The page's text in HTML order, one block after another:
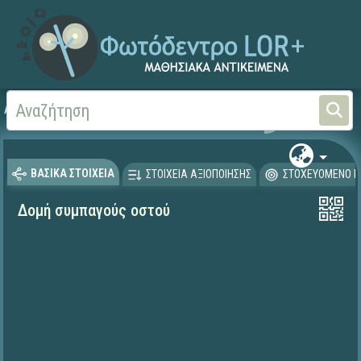
Αρχική Φυσικές Επιστήμες -
ΒΑΣΙΚΑ ΣΤΟΙΧΕΙΑ ΣΤΟΙΧΕΙΑ ΑΞΙΟΠΟΙΗΣΗΣ ΣΤΟΧΕΥΟΜΕΝΟ
Δομή συμπαγούς οστού